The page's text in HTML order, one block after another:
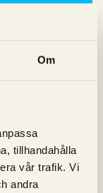
Om
tillhandahålla
vår trafik. Vi
andra
av